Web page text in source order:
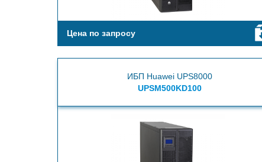
Цена по запросу
ИБП Huawei UPS8000
UPSM500KD100